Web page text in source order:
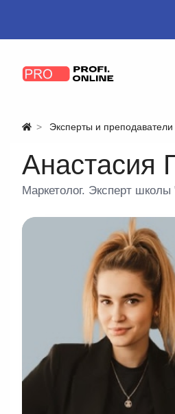
Эксперты и преподаватели
Анастасия
Маркетолог. Эксперт школы